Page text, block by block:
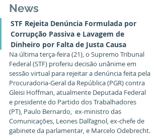
News
STF Rejeita Denúncia Formulada por
Corrupção Passiva e Lavagem de
Dinheiro por Falta de Justa Causa
Na última terça-feira (21), o Supremo Tribunal
Federal (STF) proferiu decisão unânime em
sessão virtual para rejeitar a denúncia feita pela
Procuradoria-Geral da República (PGR) contra
Gleisi Hoffman, atualmente Deputada Federal
e presidente do Partido dos Trabalhadores
(PT), Paulo Bernardo,  ex-ministro das
Comunicações, Leones Dall’agnol, ex-chefe de
gabinete da parlamentar, e Marcelo Odebrecht.